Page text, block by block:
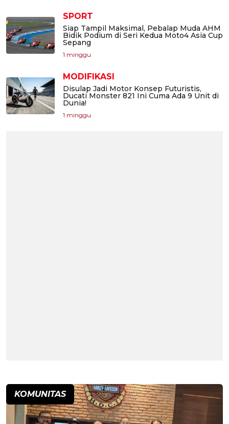
SPORT
Siap Tampil Maksimal, Pebalap Muda AHM
Bidik Podium di Seri Kedua Moto4 Asia Cup
Sepang
1 minggu
MODIFIKASI
Disulap Jadi Motor Konsep Futuristis,
Ducati Monster 821 Ini Cuma Ada 9 Unit di
Dunia!
1 minggu
KOMUNITAS